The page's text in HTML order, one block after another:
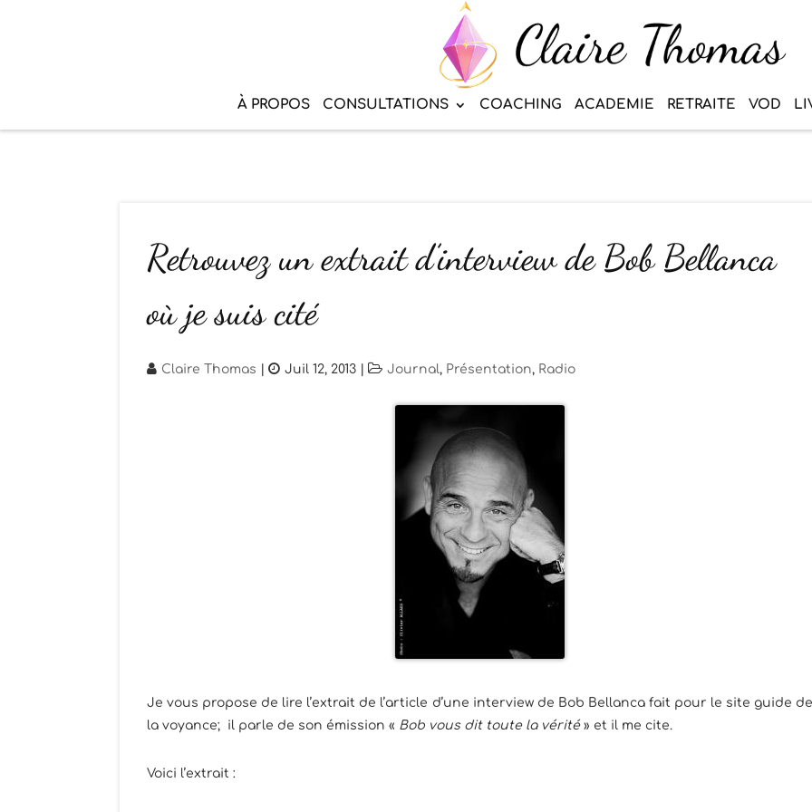
À PROPOS CONSULTATIONS COACHING ACADEMIE RETRAITE VOD
Retrouvez un extrait d’interview de Bob Bellanca
où je suis cité
Claire Thomas Juil 12, 2013 Journal, Présentation, Radio
Je vous propose de lire l’extrait de l’article d’une interview de Bob Bellanca fait pour le site guide de
la voyance; il parle de son émission « Bob vous dit toute la vérité» et il me cite.
Voici l’extrait :